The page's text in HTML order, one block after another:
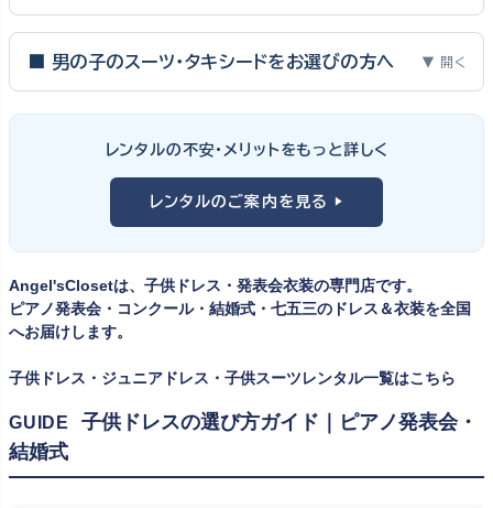
って特別な一日。元ピアノ教師としての経験から、衣装選びで大切
① サイズは"ジャストフィット"を選ぶ
舞台上で最も美しく見えるのは、お子様の体にきちんと合ったサ
イズのドレス・スーツです。「大きめを買って長く着せたい」という
何よりお子様を輝かせます。レンタルなら、その時のジャストサイ
ズを遠慮なく選べるのが最大のメリット。胸囲・身丈の正しい測り
② 舞台で映える色・楽器に合うデザインを選ぶ
発表会の舞台は照明が強く、客席からは意外と色味が飛んで見え
ます。ネイビー・ブラック・深みのあるジュエルカラーはホールの照
■ 男の子のスーツ・タキシードをお選びの方へ ▼ 開く
向け、スリーピーススーツやベストスタイルは合唱・アンサンブル向
ツ・タキシード一覧
レンタルの不安・メリットをもっと詳しく
レンタルのご案内を見る ▶
Angel'sClosetは、子供ドレス・発表会衣装の専門店です。
ピアノ発表会・コンクール・結婚式・七五三のドレス＆衣装を全国
へお届けします。
子供ドレス・ジュニアドレス・子供スーツレンタル一覧はこちら
GUIDE
子供ドレスの選び方ガイド｜ピアノ発表会・
結婚式